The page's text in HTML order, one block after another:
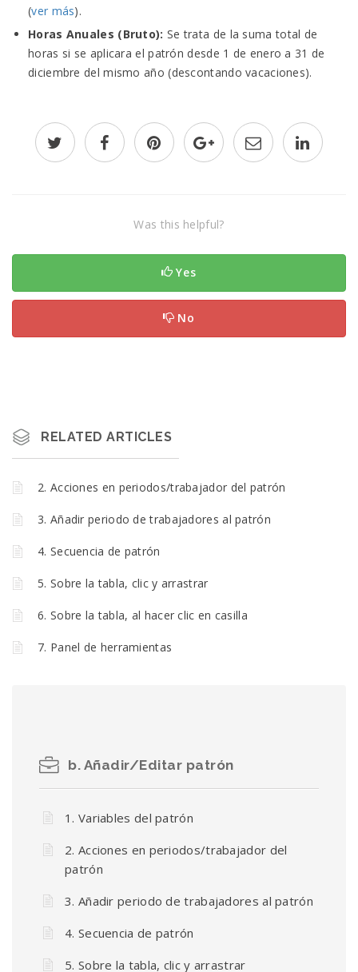
(ver más).
Horas Anuales (Bruto): Se trata de la suma total de
horas si se aplicara el patrón desde 1 de enero a 31 de
diciembre del mismo año (descontando vacaciones).
Was this helpful?
Yes
No
RELATED ARTICLES
2. Acciones en periodos/trabajador del patrón
3. Añadir periodo de trabajadores al patrón
4. Secuencia de patrón
5. Sobre la tabla, clic y arrastrar
6. Sobre la tabla, al hacer clic en casilla
7. Panel de herramientas
b. Añadir/Editar patrón
1. Variables del patrón
2. Acciones en periodos/trabajador del
patrón
3. Añadir periodo de trabajadores al patrón
4. Secuencia de patrón
5. Sobre la tabla, clic y arrastrar